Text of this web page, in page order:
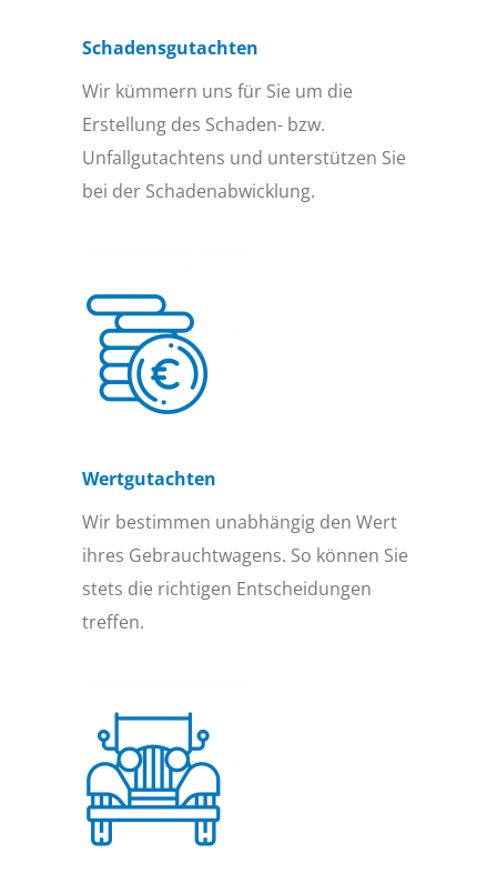
Schadensgutachten
Wir kümmern uns für Sie um die
Erstellung des Schaden- bzw.
Unfallgutachtens und unterstützen Sie
bei der Schadenabwicklung.
Wertgutachten
Wir bestimmen unabhängig den Wert
ihres Gebrauchtwagens. So können Sie
stets die richtigen Entscheidungen
treffen.